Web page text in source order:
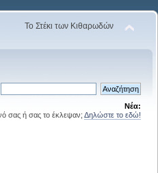
Το Στέκι των Κιθαρωδών
Νέα:
σας ή σας το έκλεψαν; Δηλώστε το εδώ!